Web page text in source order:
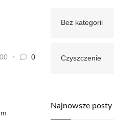
0
Bez kategorii
Czyszczenie
Najnowsze posty